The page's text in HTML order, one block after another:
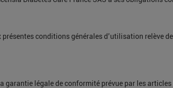
conditions générales d’utilisation relève
garantie légale de conformité prévue par les